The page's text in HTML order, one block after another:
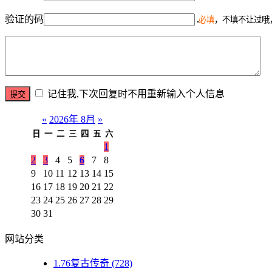
验证的码 必填，不填不让过
记住我,下次回复时不用重新输入个人信息
« 2026年 8月 »
日 一 二 三 四 五 六
1
2
3 4 5 6 7
8
9
10 11 12 13 14 15
16 17 18 19 20 21 22
23 24 25 26 27 28 29
30 31
网站分类
1.76复古传奇 (728)